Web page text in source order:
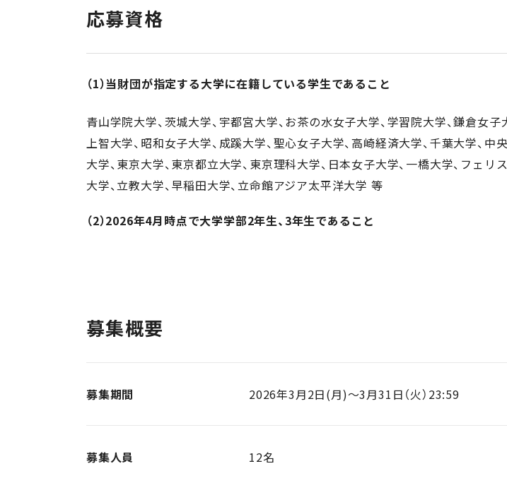
応募資格
（1）当財団が指定する大学に在籍している学生であること
青山学院大学、茨城大学、宇都宮大学、お茶の水女子大学、学習院大学、鎌倉女
上智大学、昭和女子大学、成蹊大学、聖心女子大学、高崎経済大学、千葉大学、
大学、東京大学、東京都立大学、東京理科大学、日本女子大学、一橋大学、フェ
大学、立教大学、早稲田大学、立命館アジア太平洋大学 等
（2）2026年4月時点で大学学部2年生、3年生であること
募集概要
募集期間 2026年3月2日(月)～3月31日（火）23:59
募集人員 12名